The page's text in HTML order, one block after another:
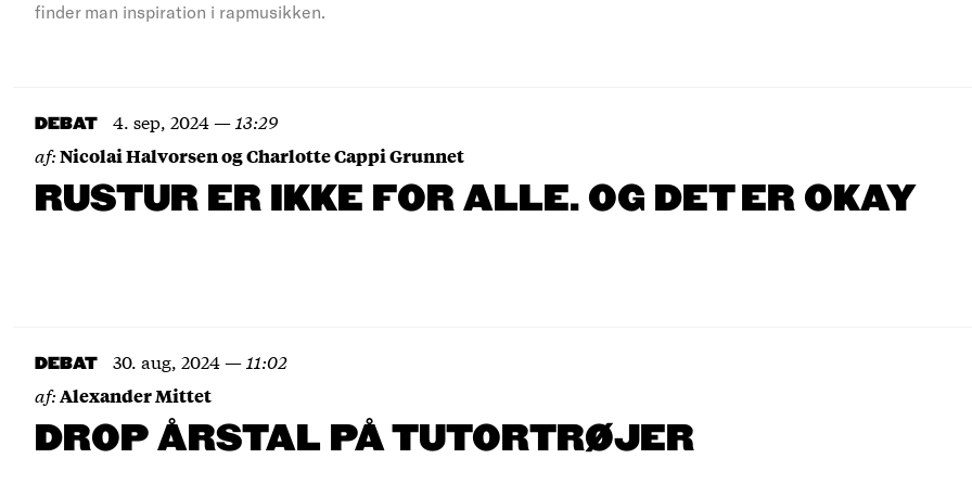
finder man inspiration i rapmusikken.
DEBAT 4. sep, 2024— 13:29
af:Nicolai Halvorsen og Charlotte Cappi Grunnet
RUSTUR ER IKKE FOR ALLE. OG DET ER OKAY
DEBAT 30. aug, 2024— 11:02
af:Alexander Mittet
DROP ÅRSTAL PÅ TUTORTRØJER